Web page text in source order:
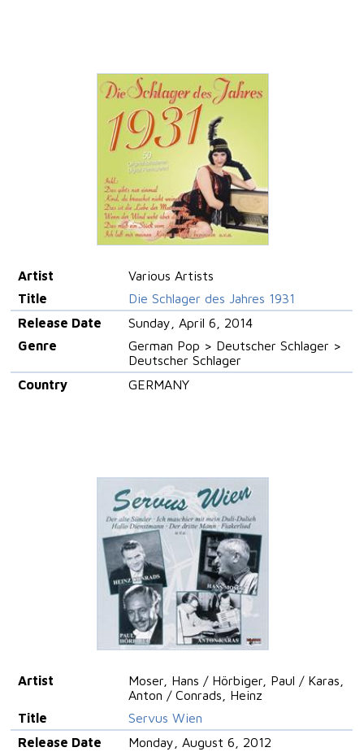
Artist
Various Artists
Title
Die Schlager des Jahres 1931
Release Date
Sunday, April 6, 2014
Genre
German Pop > Deutscher Schlager >
Deutscher Schlager
Country
GERMANY
Artist
Moser, Hans / Hörbiger, Paul / Karas,
Anton / Conrads, Heinz
Title
Servus Wien
Release Date
Monday, August 6, 2012